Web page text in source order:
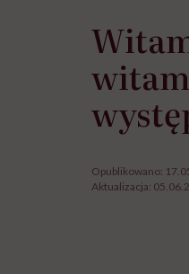
Opublikowano:
Aktualizacja: